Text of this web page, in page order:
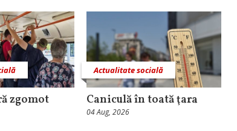
zgomot
Actualitate socială
Caniculă în toată ţara
04 Aug, 2026